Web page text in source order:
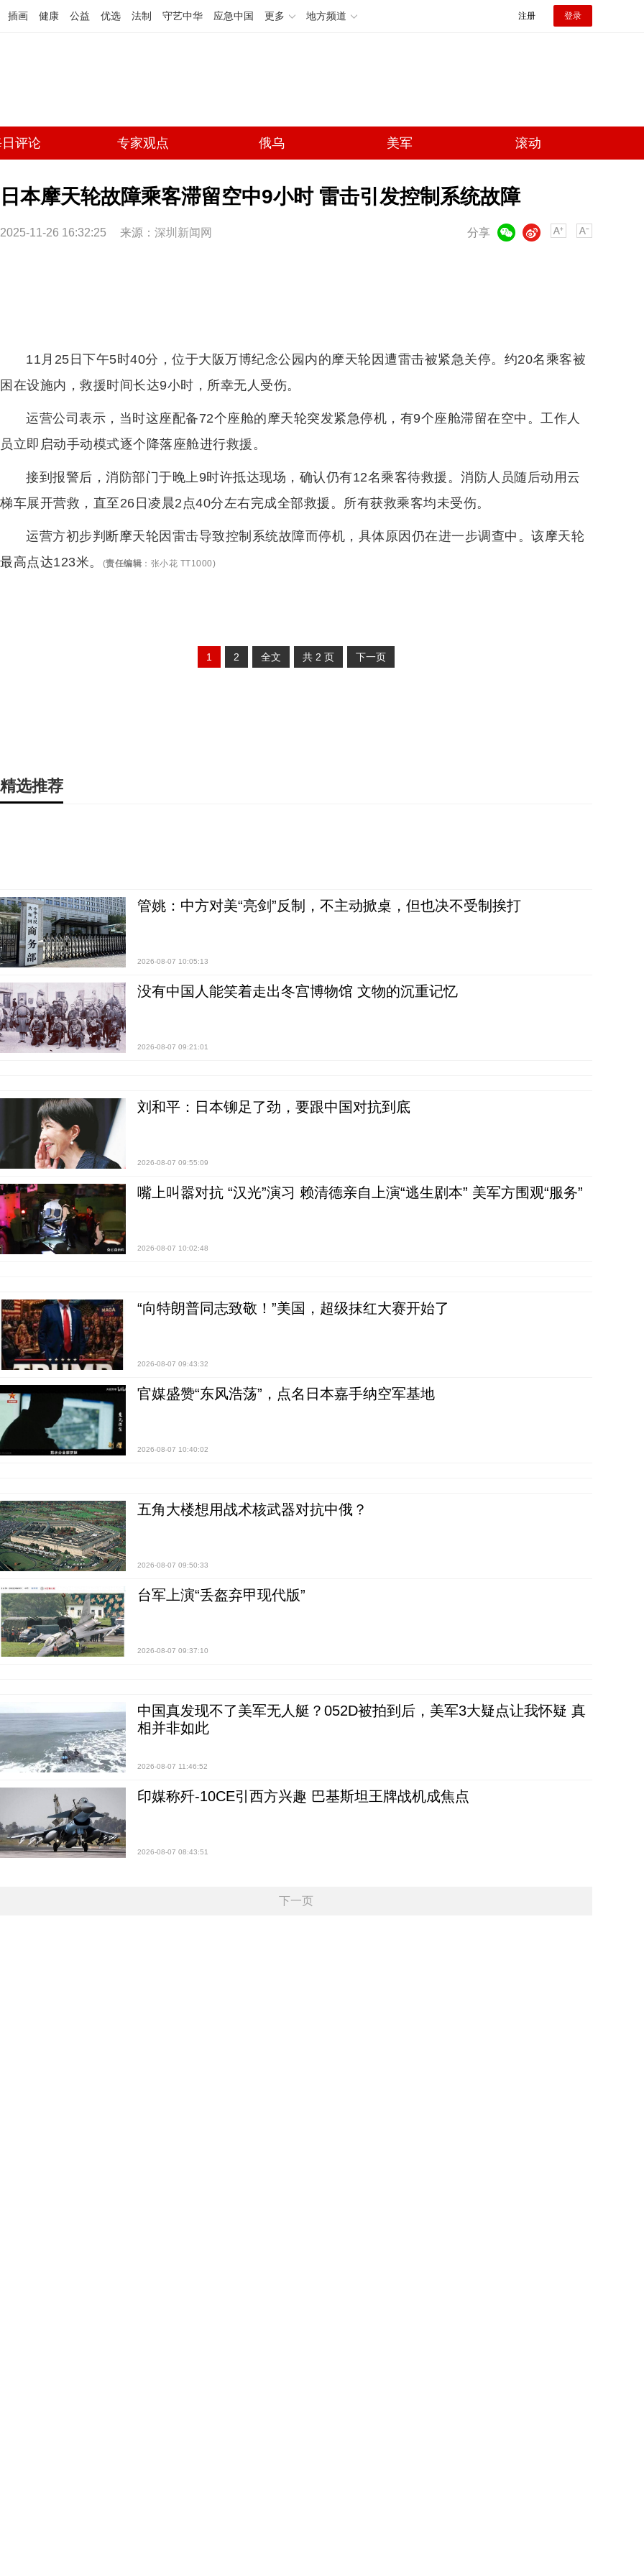
插画 健康 公益 优选 法制 守艺中华 应急中国 更多 地方频道 注册 登录
评论 专家观点 俄乌 美军 滚动
日本摩天轮故障乘客滞留空中9小时 雷击引发控制系统故障
2025-11-26 16:32:25 来源： 深圳新闻网 分享
微博
11月25日下午5时40分，位于大阪万博纪念公园内的摩天轮因遭雷击被紧急关停。约20名乘客被
困在设施内，救援时间长达9小时，所幸无人受伤。
运营公司表示，当时这座配备72个座舱的摩天轮突发紧急停机，有9个座舱滞留在空中。工作人
员立即启动手动模式逐个降落座舱进行救援。
接到报警后，消防部门于晚上9时许抵达现场，确认仍有12名乘客待救援。消防人员随后动用云
梯车展开营救，直至26日凌晨2点40分左右完成全部救援。所有获救乘客均未受伤。
运营方初步判断摩天轮因雷击导致控制系统故障而停机，具体原因仍在进一步调查中。该摩天轮
最高点达123米。
(责任编辑 ： 张小花 TT1000)
1 2 全文 共 2 页 下一页
精选推荐
管姚：中方对美“亮剑”反制，不主动掀桌，但也决不受制挨打
2026-08-07 10:05:13
没有中国人能笑着走出冬宫博物馆 文物的沉重记忆
2026-08-07 09:21:01
刘和平：日本铆足了劲，要跟中国对抗到底
2026-08-07 09:55:09
嘴上叫嚣对抗 “汉光”演习 赖清德亲自上演“逃生剧本” 美军方围观“服务”
2026-08-07 10:02:48
“向特朗普同志致敬！”美国，超级抹红大赛开始了
2026-08-07 09:43:32
官媒盛赞“东风浩荡”，点名日本嘉手纳空军基地
2026-08-07 10:40:02
五角大楼想用战术核武器对抗中俄？
2026-08-07 09:50:33
台军上演“丢盔弃甲现代版”
2026-08-07 09:37:10
中国真发现不了美军无人艇？052D被拍到后，美军3大疑点让我怀疑 真
相并非如此
2026-08-07 11:46:52
印媒称歼-10CE引西方兴趣 巴基斯坦王牌战机成焦点
2026-08-07 08:43:51
下一页